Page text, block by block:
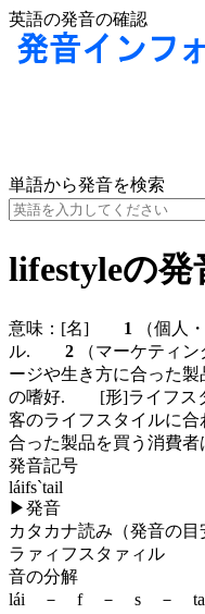
英語の発音の確認
単語から発音を検索
lifestyleの
意味： [名] 1
（個人
ル. 2 （マーケティ
ージや生き方に合った
の嗜好. [形]ライフス
客のライフスタイルに
合った製品を買う消費者
発音記号
láifs`tail
▶発音
カタカナ読み（発音の目
ラァィフスタァィル
音の分解
lái － f － s －